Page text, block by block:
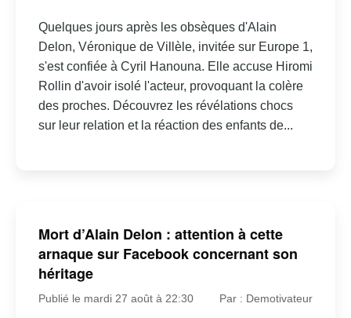
Quelques jours après les obsèques d'Alain
Delon, Véronique de Villèle, invitée sur Europe 1,
s'est confiée à Cyril Hanouna. Elle accuse Hiromi
Rollin d'avoir isolé l'acteur, provoquant la colère
des proches. Découvrez les révélations chocs
sur leur relation et la réaction des enfants de...
Mort d’Alain Delon : attention à cette
arnaque sur Facebook concernant son
héritage
Publié le mardi 27 août à 22:30 Par : Demotivateur